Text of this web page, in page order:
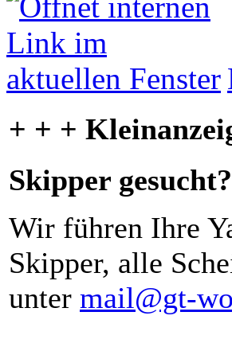
+ + +
Skipper gesucht?
Wir führen Ihre
Skipper, alle
unter mail@gt-